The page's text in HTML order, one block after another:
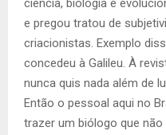
ciência, biologia e
e pregou tratou de
criacionistas. Exemplo
concedeu à Galileu. À
nunca quis nada além de
Então o pessoal aqui no
trazer um biólogo que